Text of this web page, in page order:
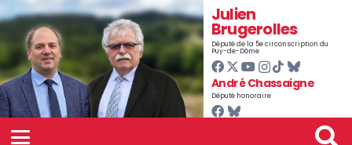
Julien
Brugerolles
Député de la 5e circonscription du
Puy-de-Dôme
André Chassaigne
Député honoraire